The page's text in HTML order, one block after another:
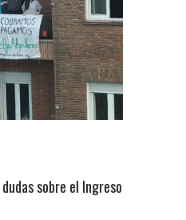
sobre el Ingreso